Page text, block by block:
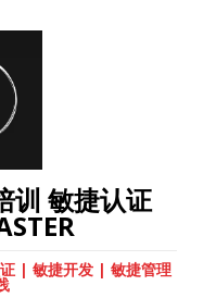
训 敏捷认证
| 敏捷开发 | 敏捷管理